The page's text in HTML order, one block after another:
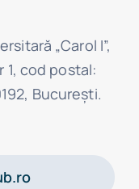
„Carol I”,
1, cod postal:
Bucureşti.